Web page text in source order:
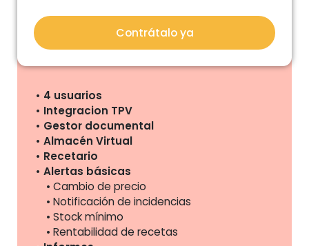
Contrátalo ya
4 usuarios
Integracion TPV
Gestor documental
Almacén Virtual
Recetario
Alertas básicas
Cambio de precio
Notificación de incidencias
Stock mínimo
Rentabilidad de recetas